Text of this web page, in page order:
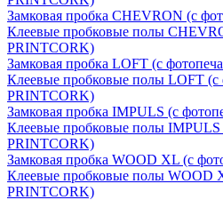
Замковая пробка CHEVRON (с
Клеевые пробковые полы
PRINTCORK)
Замковая пробка LOFT (с
Клеевые пробковые полы LOFT (с
PRINTCORK)
Замковая пробка IMPULS (с
Клеевые пробковые полы IMPULS
PRINTCORK)
Замковая пробка WOOD XL (с
Клеевые пробковые полы WOOD
PRINTCORK)